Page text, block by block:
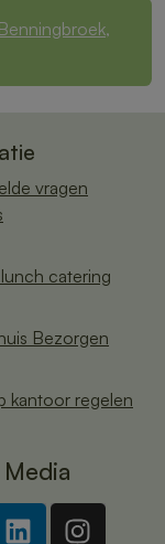
Benningbroek,
vragen
catering
Bezorgen
kantoor regelen